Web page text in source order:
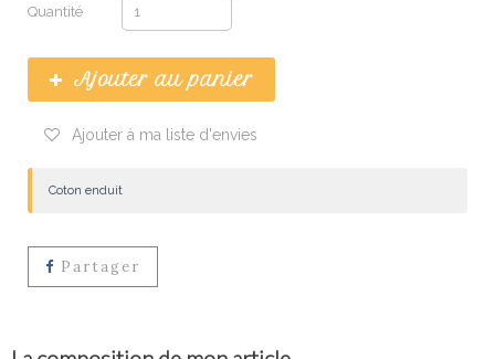
Quantité
Ajouter au panier
Ajouter à ma liste d'envies
Coton enduit
Partager